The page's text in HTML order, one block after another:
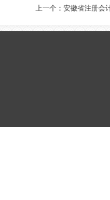
上一个： 安徽省注册会